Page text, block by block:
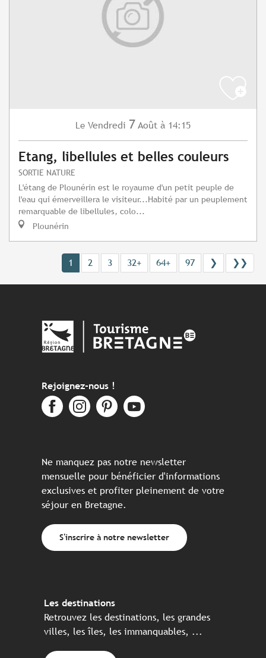
Le Vendredi 7 Août à 14:15
Etang, libellules et belles couleurs
SORTIE NATURE
L'étang de Plounérin est le royaume d'un petit peuple de
l'eau qui émerveillera le visiteur...Habité par un peuplement
remarquable de libellules, colo...
Plounérin
1 2 3 32+ 64+ 97 ❯ ❯❯
Rejoignez-nous !
Ne manquez pas notre newsletter
mensuelle pour bénéficier d'informations
exclusives et profiter pleinement de votre
séjour en Bretagne.
S'inscrire à notre newsletter
Les destinations
Retrouvez les destinations, les grandes
villes, les îles, les immanquables, ...